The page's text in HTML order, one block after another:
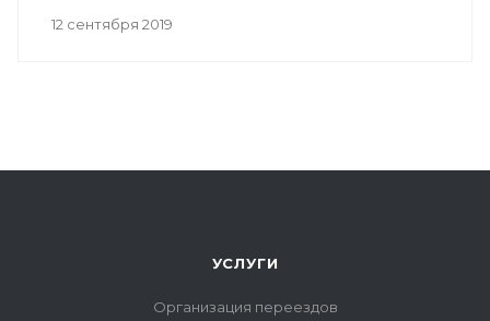
12 сентября 2019
УСЛУГИ
Организация переездов